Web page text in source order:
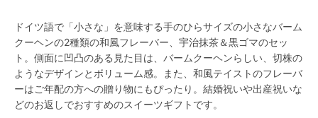
ドイツ語で「小さな」を意味する手のひらサイズの小さなバーム
クーヘンの2種類の和風フレーバー、宇治抹茶＆黒ゴマのセッ
ト。側面に凹凸のある見た目は、バームクーヘンらしい、切株の
ようなデザインとボリューム感。また、和風テイストのフレーバ
ーはご年配の方への贈り物にもぴったり。結婚祝いや出産祝いな
どのお返しでおすすめのスイーツギフトです。